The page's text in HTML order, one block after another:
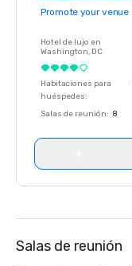
Promote your venue
Hotel de lujo en
Washington, DC
Habitaciones para
huéspedes:
Salas de reunión: 8
Salas de reunión